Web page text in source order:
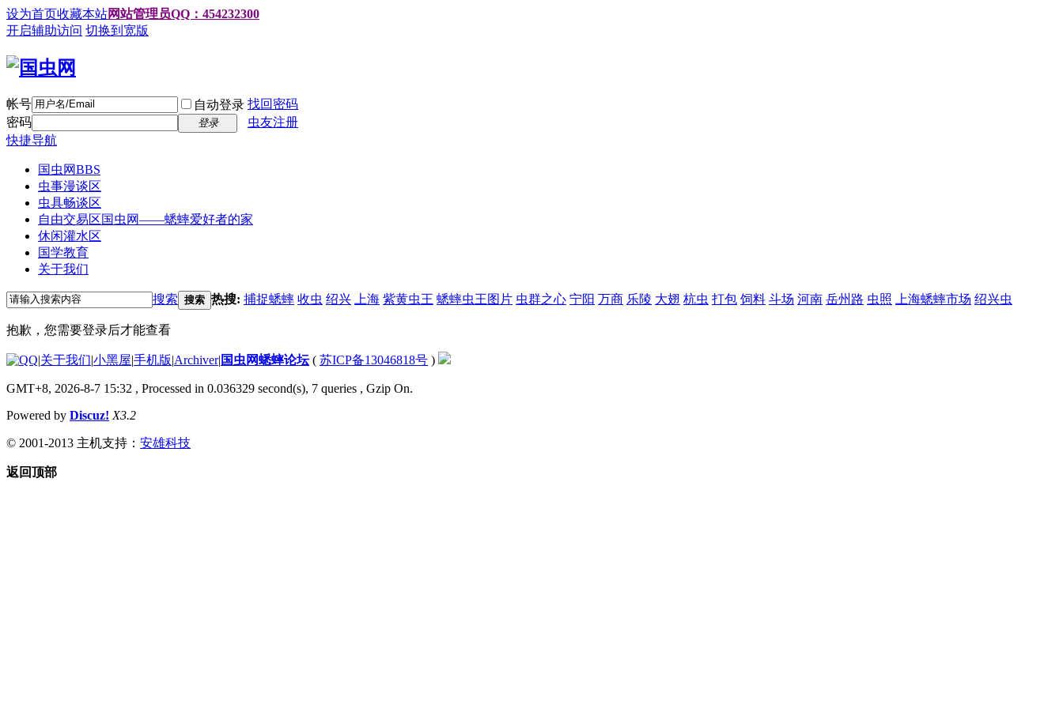
设为首页收藏本站网站管理员QQ：454232300
开启辅助访问 切换到宽版
帐号 自动登录 找回密码
密码
登录
虫友注册
快捷导航
国虫网BBS
虫事漫谈区
虫具畅谈区
自由交易区国虫网——蟋蟀爱好者的家
休闲灌水区
国学教育
关于我们
搜索 搜索 热搜: 捕捉蟋蟀 收虫 绍兴 上海 紫黄虫王 蟋蟀虫王图片 虫群之心 宁阳 万商 乐陵 大翅 杭虫 打包 饲料 斗场 河南 岳州路 虫照 上海蟋蟀市场 绍兴虫
抱歉，您需要登录后才能查看
|关于我们|小黑屋|手机版|Archiver| 国虫网蟋蟀论坛( 苏ICP备13046818号 )
GMT+8, 2026-8-7 15:32 , Processed in 0.036329 second(s), 7 queries , Gzip On.
Powered by Discuz! X3.2
© 2001-2013 主机支持： 安雄科技
返回顶部